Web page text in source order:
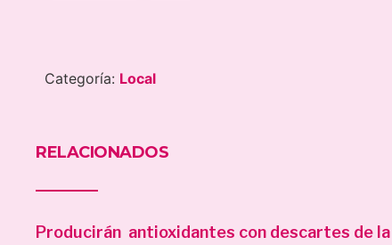
Categoría: Local
RELACIONADOS
Producirán antioxidantes con descartes de